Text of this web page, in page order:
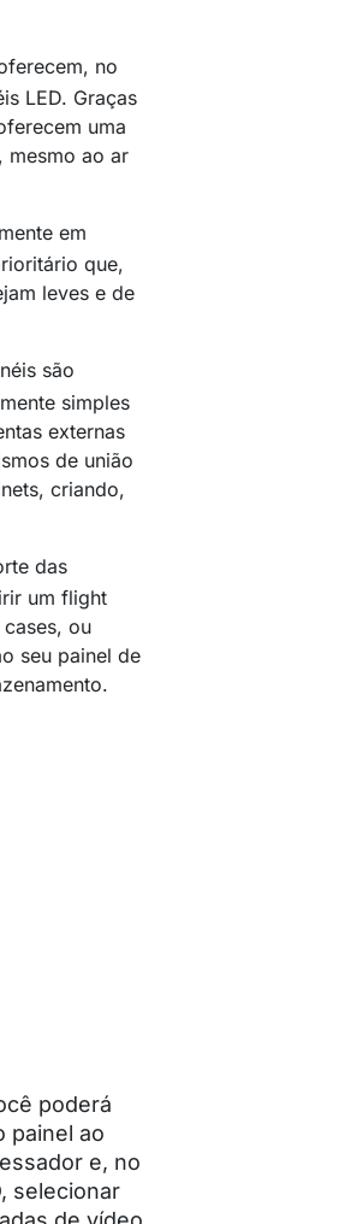
no
LED. Graças
uma
mesmo ao ar
em
que,
leves e de
são
simples
externas
de união
criando,
das
um flight
ou
seu painel de
poderá
painel ao
e, no
selecionar